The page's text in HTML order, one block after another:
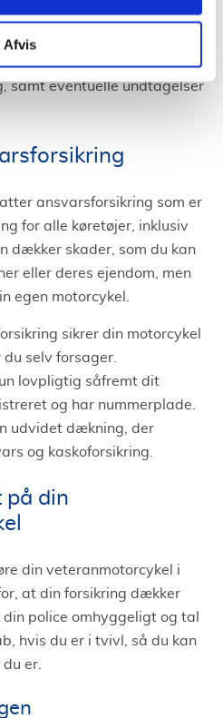
Afvis
der giver detaljerede
Det er essentielt
for at forstå
samt eventuelle undtagelser
ansvarsforsikring som er
for alle køretøjer, inklusiv
dækker skader, som du kan
eller deres ejendom, men
egen motorcykel.
sikrer din motorcykel
selv forsager.
lovpligtig såfremt dit
og har nummerplade.
udvidet dækning, der
og kaskoforsikring.
på din
din veteranmotorcykel i
at din forsikring dækker
police omhyggeligt og tal
hvis du er i tvivl, så du kan
er.